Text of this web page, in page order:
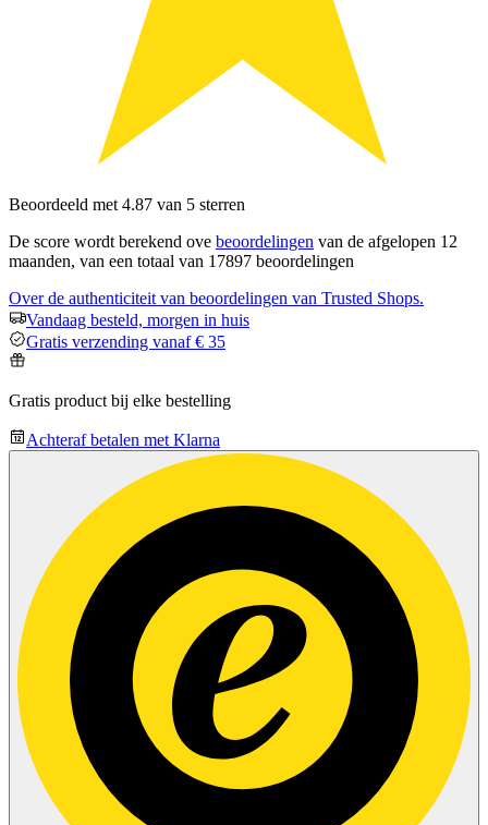
Beoordeeld met 4.87 van 5 sterren
De score wordt berekend ove beoordelingen van de afgelopen 12
maanden, van een totaal van 17897 beoordelingen
Over de authenticiteit van beoordelingen van Trusted Shops.
Vandaag besteld, morgen in huis
Gratis verzending vanaf € 35
Gratis product bij elke bestelling
Achteraf betalen met Klarna